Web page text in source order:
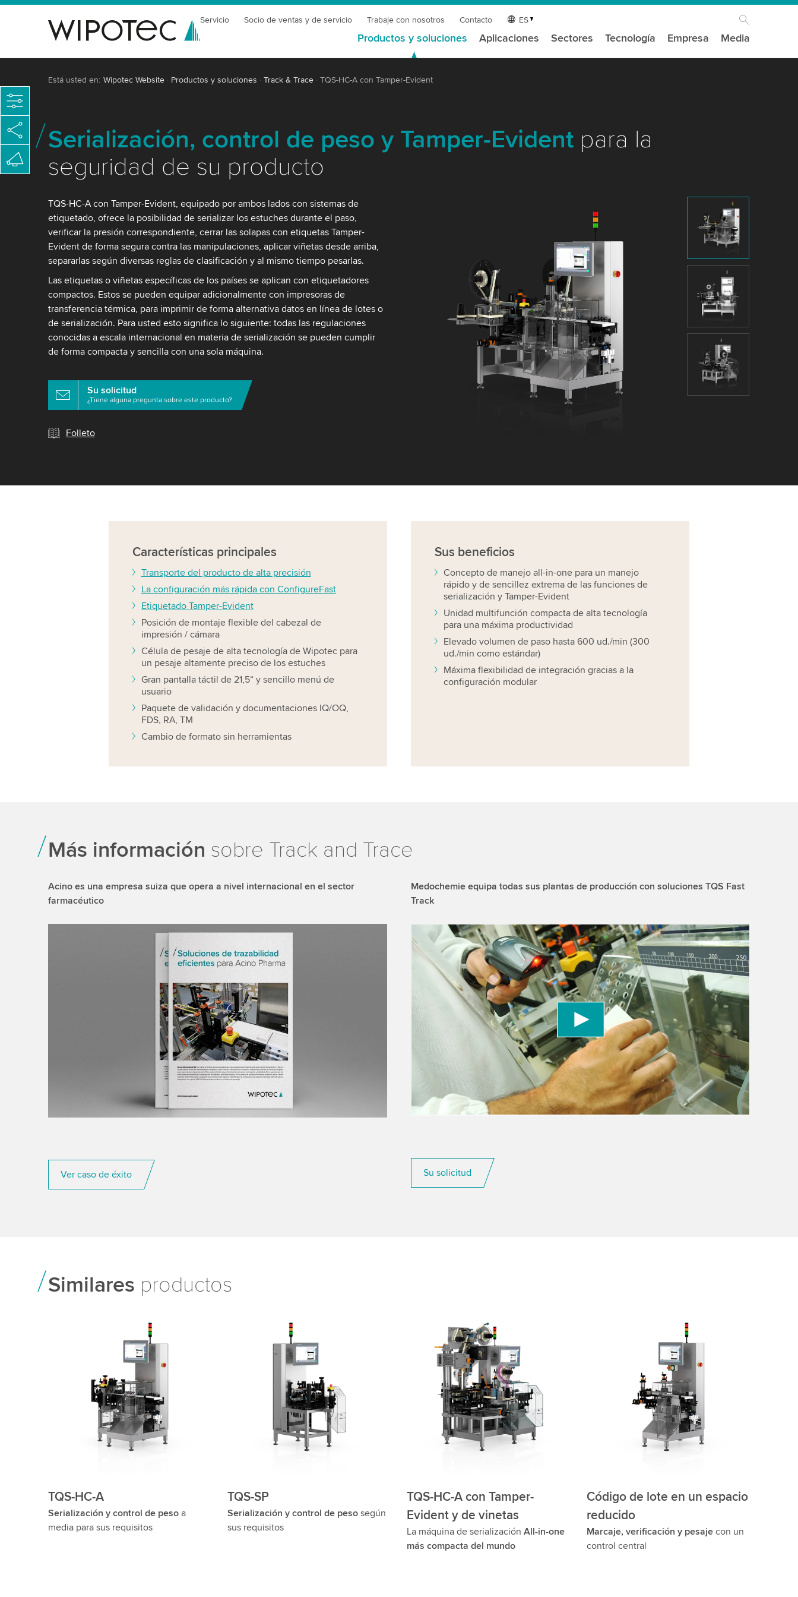
Servicio Socio de ventas y de servicio Trabaje con nosotros Contacto ES
Productos y soluciones Aplicaciones Sectores Tecnología Empresa Media
Está usted en: Wipotec Website Productos y soluciones Track & Trace TQS-HC-A con Tamper-Evident
Serialización, control de peso y Tamper-Evidentpara la
seguridad de su producto
TQS-HC-A con Tamper-Evident, equipado por ambos lados con sistemas de
etiquetado, ofrece la posibilidad de serializar los estuches durante el paso,
verificar la presión correspondiente, cerrar las solapas con etiquetas Tamper-
Evident de forma segura contra las manipulaciones, aplicar viñetas desde arriba,
separarlas según diversas reglas de clasificación y al mismo tiempo pesarlas.
Las etiquetas o viñetas específicas de los países se aplican con etiquetadores
compactos. Estos se pueden equipar adicionalmente con impresoras de
transferencia térmica, para imprimir de forma alternativa datos en línea de lotes o
de serialización. Para usted esto significa lo siguiente: todas las regulaciones
conocidas a escala internacional en materia de serialización se pueden cumplir
de forma compacta y sencilla con una sola máquina.
Su solicitud
¿Tiene alguna pregunta sobre este producto?
Folleto
Características principales
Transporte del producto de alta precisión
La configuración más rápida con ConfigureFast
Etiquetado Tamper-Evident
Posición de montaje flexible del cabezal de
impresión / cámara
Célula de pesaje de alta tecnología de Wipotec para
un pesaje altamente preciso de los estuches
Gran pantalla táctil de 21,5“ y sencillo menú de
usuario
Paquete de validación y documentaciones IQ/OQ,
FDS, RA, TM
Cambio de formato sin herramientas
Sus beneficios
Concepto de manejo all-in-one para un manejo
rápido y de sencillez extrema de las funciones de
serialización y Tamper-Evident
Unidad multifunción compacta de alta tecnología
para una máxima productividad
Elevado volumen de paso hasta 600 ud./min (300
ud./min como estándar)
Máxima flexibilidad de integración gracias a la
configuración modular
Más información sobre Track and Trace
Acino es una empresa suiza que opera a nivel internacional en el sector
farmacéutico
Ver caso de éxito
Medochemie equipa todas sus plantas de producción con soluciones TQS Fast
Track
We need your consent to load the YouTube Video service!
We use a third party service to embed video content that may collect
data about your activity. Please review the details and accept the service
to watch this video.
More information
Su solicitud
Similares productos
TQS-HC-A
Serialización y control de pesoa
media para sus requisitos
TQS-SP
Serialización y control de peso según
sus requisitos
TQS-HC-A con Tamper-
Evident y de vinetas
La máquina de serializaciónAll-in-one
más compacta del mundo
Código de lote en un espacio
reducido
Marcaje, verificación y pesajecon un
control central